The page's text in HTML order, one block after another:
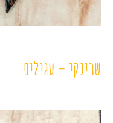
שרינקי – עגילים